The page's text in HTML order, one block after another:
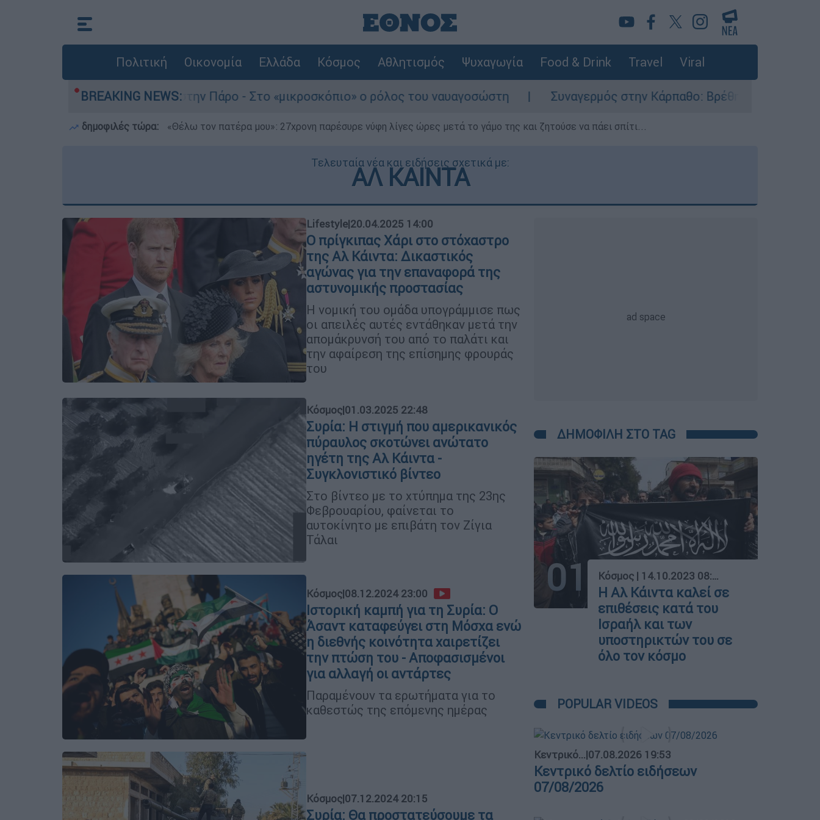
Πολιτική Οικονομία Ελλάδα Κόσμος Αθλητισμός Ψυχαγωγία Food & Drink Travel Viral
BREAKING NEWS:
του 4χρονου στην Πάρο - Στο «μικροσκόπιο» ο ρόλος του ναυαγοσώστη Συναγερμός στην Κάρπαθο: Βρέθηκαν παλιά πυρομαχικά στο
δημοφιλές τώρα: «Θέλω τον πατέρα μου»: 27χρονη παρέσυρε νύφη λίγες ώρες μετά το γάμο της και ζητούσε να πάει σπίτι...
Τελευταία νέα και ειδήσεις σχετικά με:
ΑΛ ΚΑΙΝΤΑ
Lifestyle|20.04.2025 14:00
Ο πρίγκιπας Χάρι στο στόχαστρο
της Αλ Κάιντα: Δικαστικός
αγώνας για την επαναφορά της
αστυνομικής προστασίας
Η νομική του ομάδα υπογράμμισε πως
οι απειλές αυτές εντάθηκαν μετά την
απομάκρυνσή του από το παλάτι και
την αφαίρεση της επίσημης φρουράς
του
Κόσμος|01.03.2025 22:48
Συρία: Η στιγμή που αμερικανικός
πύραυλος σκοτώνει ανώτατο
ηγέτη της Αλ Κάιντα -
Συγκλονιστικό βίντεο
Στο βίντεο με το χτύπημα της 23ης
Φεβρουαρίου, φαίνεται το
αυτοκίνητο με επιβάτη τον Ζίγια
Τάλαι
Κόσμος|08.12.2024 23:00
Ιστορική καμπή για τη Συρία: Ο
Άσαντ καταφεύγει στη Μόσχα ενώ
η διεθνής κοινότητα χαιρετίζει
την πτώση του - Αποφασισμένοι
για αλλαγή οι αντάρτες
Παραμένουν τα ερωτήματα για το
καθεστώς της επόμενης ημέρας
Κόσμος|07.12.2024 20:15
Συρία: Θα προστατεύσουμε τα
ΔΗΜΟΦΙΛΗ ΣΤΟ TAG
01 Κόσμος | 14.10.2023 08:43
Η Αλ Κάιντα καλεί σε
επιθέσεις κατά του
Ισραήλ και των
υποστηρικτών του σε
όλο τον κόσμο
POPULAR VIDEOS
Κεντρικό...|07.08.2026 19:53
Κεντρικό δελτίο ειδήσεων
07/08/2026